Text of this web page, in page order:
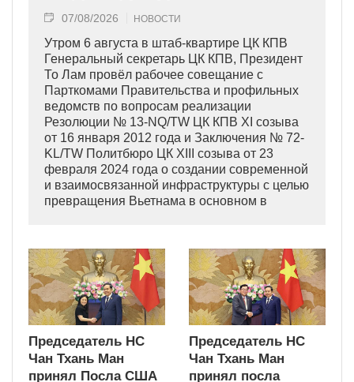
07/08/2026 НОВОСТИ
Утром 6 августа в штаб-квартире ЦК КПВ
Генеральный секретарь ЦК КПВ, Президент
То Лам провёл рабочее совещание с
Парткомами Правительства и профильных
ведомств по вопросам реализации
Резолюции № 13-NQ/TW ЦК КПВ XI созыва
от 16 января 2012 года и Заключения № 72-
KL/TW Политбюро ЦК XIII созыва от 23
февраля 2024 года о создании современной
и взаимосвязанной инфраструктуры с целью
превращения Вьетнама в основном в
Председатель НС
Чан Тхань Ман
принял Посла США
Председатель НС
Чан Тхань Ман
принял посла